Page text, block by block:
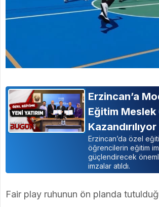
Erzincan’a
Eğitim Meslek
Kazandırılıyor
Erzincan’da özel
öğrencilerin eğitim
güçlendirecek önemli
imzalar atıldı.
Fair play ruhunun ön planda